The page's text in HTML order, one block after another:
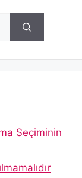
Seçiminin